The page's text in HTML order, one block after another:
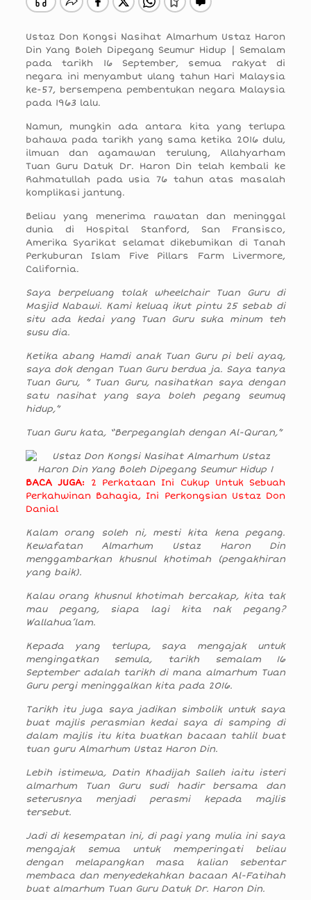
Ustaz Don Kongsi Nasihat Almarhum Ustaz Haron
Din Yang Boleh Dipegang Seumur Hidup | Semalam
pada tarikh 16 September, semua rakyat di
negara ini menyambut ulang tahun Hari Malaysia
ke-57, bersempena pembentukan negara Malaysia
pada 1963 lalu.
Namun, mungkin ada antara kita yang terlupa
bahawa pada tarikh yang sama ketika 2016 dulu,
ilmuan dan agamawan terulung, Allahyarham
Tuan Guru Datuk Dr. Haron Din telah kembali ke
Rahmatullah pada usia 76 tahun atas masalah
komplikasi jantung.
Beliau yang menerima rawatan dan meninggal
dunia di Hospital Stanford, San Fransisco,
Amerika Syarikat selamat dikebumikan di Tanah
Perkuburan Islam Five Pillars Farm Livermore,
California.
Saya berpeluang tolak wheelchair Tuan Guru di
Masjid Nabawi. Kami keluaq ikut pintu 25 sebab di
situ ada kedai yang Tuan Guru suka minum teh
susu dia.
Ketika abang Hamdi anak Tuan Guru pi beli ayaq,
saya dok dengan Tuan Guru berdua ja. Saya tanya
Tuan Guru, ” Tuan Guru, nasihatkan saya dengan
satu nasihat yang saya boleh pegang seumuq
hidup,”
Tuan Guru kata, “Berpeganglah dengan Al-Quran,”
BACA JUGA: 2 Perkataan Ini Cukup Untuk Sebuah
Perkahwinan Bahagia, Ini Perkongsian Ustaz Don
Danial
Kalam orang soleh ni, mesti kita kena pegang.
Kewafatan Almarhum Ustaz Haron Din
menggambarkan khusnul khotimah (pengakhiran
yang baik).
Kalau orang khusnul khotimah bercakap, kita tak
mau pegang, siapa lagi kita nak pegang?
Wallahua’lam.
Kepada yang terlupa, saya mengajak untuk
mengingatkan semula, tarikh semalam 16
September adalah tarikh di mana almarhum Tuan
Guru pergi meninggalkan kita pada 2016.
Tarikh itu juga saya jadikan simbolik untuk saya
buat majlis perasmian kedai saya di samping di
dalam majlis itu kita buatkan bacaan tahlil buat
tuan guru Almarhum Ustaz Haron Din.
Lebih istimewa, Datin Khadijah Salleh iaitu isteri
almarhum Tuan Guru sudi hadir bersama dan
seterusnya menjadi perasmi kepada majlis
tersebut.
Jadi di kesempatan ini, di pagi yang mulia ini saya
mengajak semua untuk memperingati beliau
dengan melapangkan masa kalian sebentar
membaca dan menyedekahkan bacaan Al-Fatihah
buat almarhum Tuan Guru Datuk Dr. Haron Din.